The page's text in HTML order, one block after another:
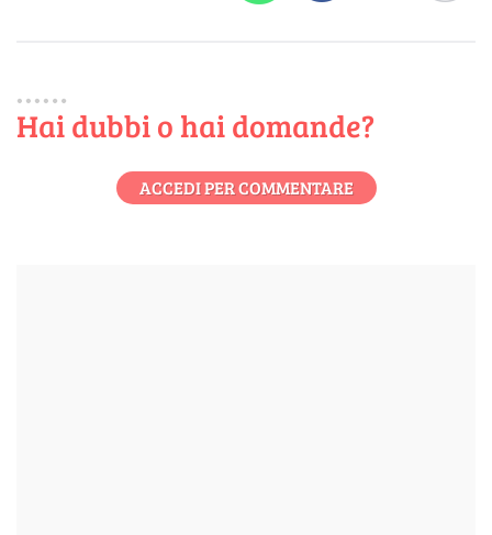
Hai dubbi o hai domande?
ACCEDI PER COMMENTARE